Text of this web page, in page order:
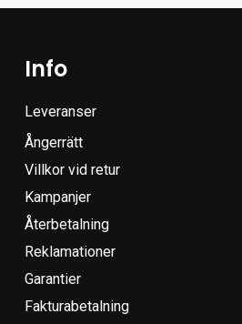
Info
Leveranser
Ångerrätt
Villkor vid retur
Kampanjer
Återbetalning
Reklamationer
Garantier
Fakturabetalning